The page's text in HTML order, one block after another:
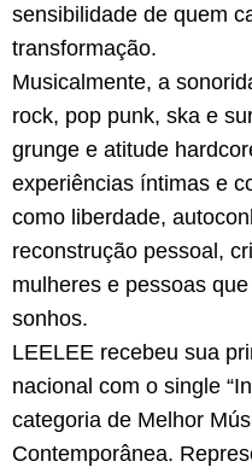
sensibilidade de quem
transformação.
Musicalmente, a
rock, pop punk, ska e
grunge e atitude
experiências íntimas e
como liberdade,
reconstrução pessoal,
mulheres e pessoas
sonhos.
LEELEE recebeu sua
nacional com o single
categoria de Melhor
Contemporânea.